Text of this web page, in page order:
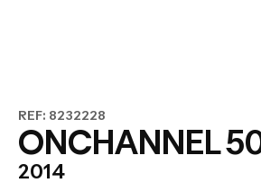
REF: 8232228
ONCHANNEL
2014